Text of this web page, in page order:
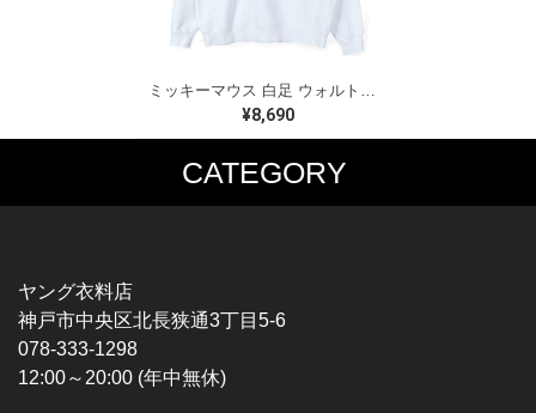
ミッキーマウス 白足 ウォルトディズニーオフィシャル スウェット ホワイト WALT DISNEY WORLD ウォルトディズニーオフィシャル サイズXL相当 古着 CF0995
¥8,690
CATEGORY
MUSIC TEE
HARDCORE / PUNK
PROGLESSIVE ROCK
POPS
SOUL / R&B
T-SHIRTS
CHAMPION
ヤング衣料店
神戸市中央区北長狭通3丁目5-6
078-333-1298
12:00～20:00 (年中無休)